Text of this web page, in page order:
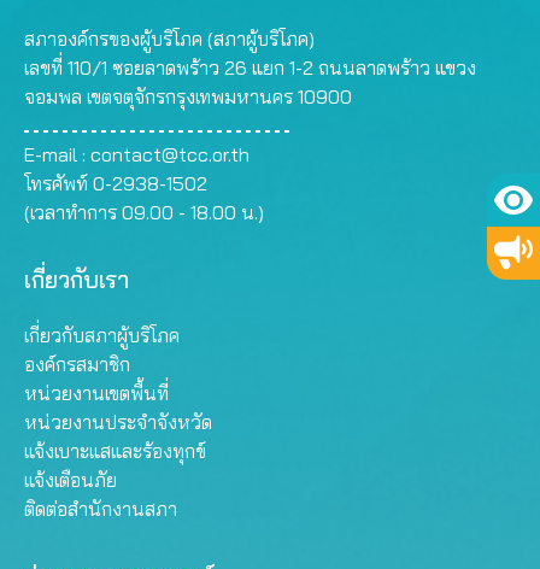
สภาองค์กรของผู้บริโภค (สภาผู้บริโภค)
เลขที่ 110/1 ซอยลาดพร้าว 26 แยก 1-2 ถนนลาดพร้าว แขวง
จอมพล เขตจตุจักรกรุงเทพมหานคร 10900
E-mail : contact@tcc.or.th
โทรศัพท์ 0-2938-1502
(เวลาทำการ 09.00 - 18.00 น.)
เกี่ยวกับเรา
เกี่ยวกับสภาผู้บริโภค
องค์กรสมาชิก
หน่วยงานเขตพื้นที่
หน่วยงานประจำจังหวัด
แจ้งเบาะแสและร้องทุกข์
แจ้งเตือนภัย
ติดต่อสำนักงานสภา